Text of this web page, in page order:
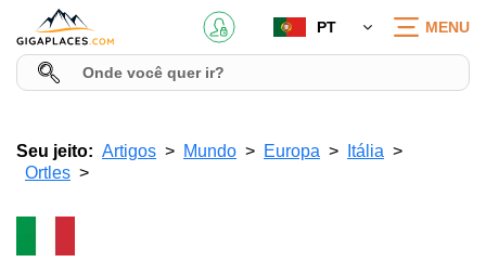
PT MENU
Seu jeito: Artigos Mundo Europa
Itália
Ortles